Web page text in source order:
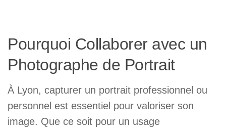
Pourquoi Collaborer avec un
Photographe de Portrait
À Lyon, capturer un portrait professionnel ou
personnel est essentiel pour valoriser son
image. Que ce soit pour un usage